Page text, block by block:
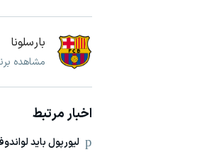
بارسلونا
مشاهده
اخبار مرتبط
لیورپول باید